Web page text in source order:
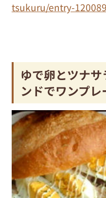
tsukuru/entry-
ゆで卵とツナ
ンドでワンプレ